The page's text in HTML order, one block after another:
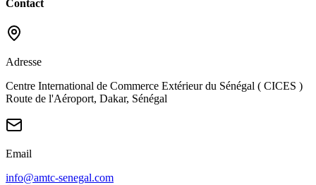
Contact
Adresse
Centre International de Commerce Extérieur du Sénégal ( CICES )
Route de l'Aéroport, Dakar, Sénégal
Email
info@amtc-senegal.com